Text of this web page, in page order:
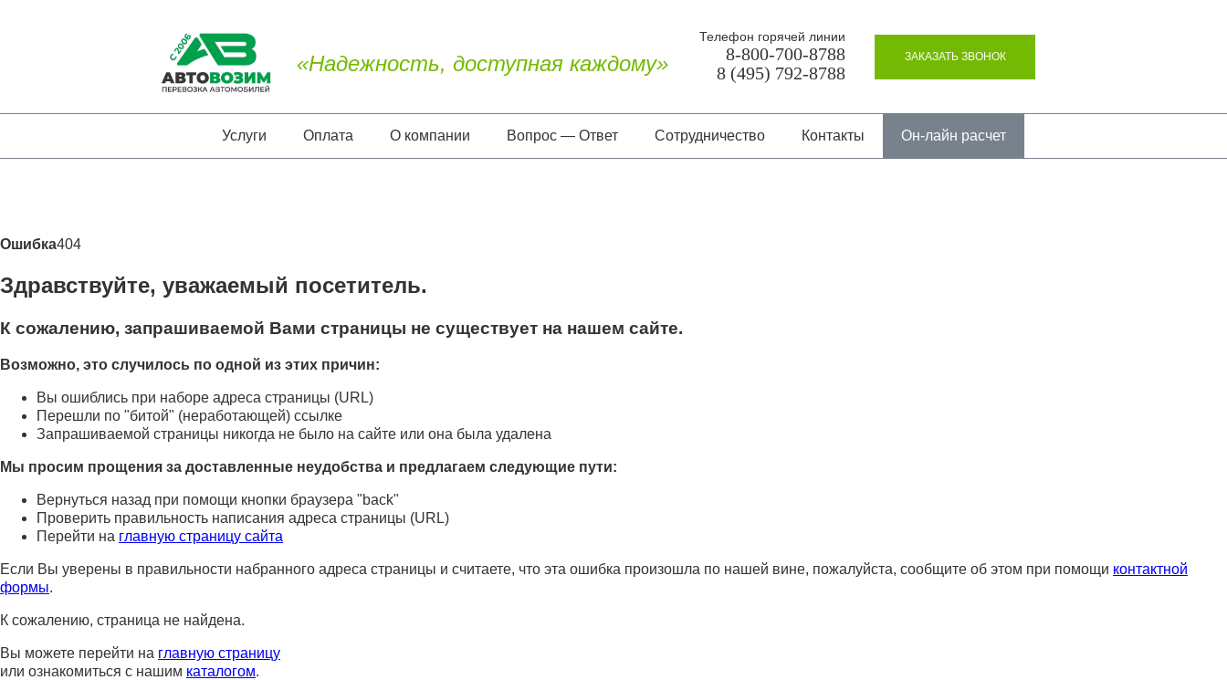
«Надежность, доступная каждому»
Телефон горячей линии
8-800-700-8788
8 (495) 792-8788
ЗАКАЗАТЬ ЗВОНОК
Услуги Оплата О компании Вопрос — Ответ Сотрудничество Контакты Он-лайн расчет
Ошибка404
Здравствуйте, уважаемый посетитель.
К сожалению, запрашиваемой Вами страницы не существует на нашем сайте.
Возможно, это случилось по одной из этих причин:
Вы ошиблись при наборе адреса страницы (URL)
Перешли по "битой" (неработающей) ссылке
Запрашиваемой страницы никогда не было на сайте или она была удалена
Мы просим прощения за доставленные неудобства и предлагаем следующие пути:
Вернуться назад при помощи кнопки браузера "back"
Проверить правильность написания адреса страницы (URL)
Перейти на главную страницу сайта
Если Вы уверены в правильности набранного адреса страницы и считаете, что эта ошибка произошла по нашей вине, пожалуйста, сообщите об этом при помощи контактной
формы.
К сожалению, страница не найдена.
Вы можете перейти на главную страницу
или ознакомиться с нашим каталогом.